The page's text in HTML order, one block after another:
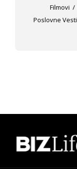
Filmovi
Poslovne Vesti